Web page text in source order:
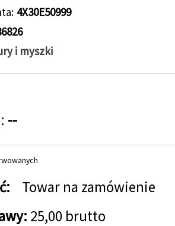
4X30E50999
i myszki
--
Towar na zamówienie
25,00 brutto